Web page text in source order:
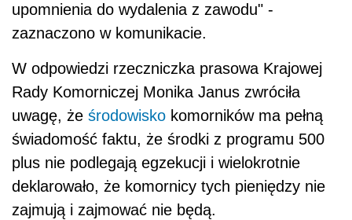
upomnienia do wydalenia z zawodu" -
zaznaczono w komunikacie.
W odpowiedzi rzeczniczka prasowa Krajowej
Rady Komorniczej Monika Janus zwróciła
uwagę, że środowisko komorników ma pełną
świadomość faktu, że środki z programu 500
plus nie podlegają egzekucji i wielokrotnie
deklarowało, że komornicy tych pieniędzy nie
zajmują i zajmować nie będą.